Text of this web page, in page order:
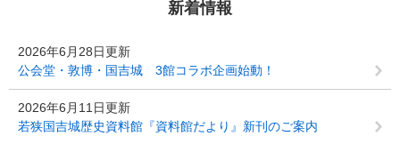
新着情報
2026年6月28日更新
公会堂・敦博・国吉城 3館コラボ企画始動！
2026年6月11日更新
若狭国吉城歴史資料館『資料館だより』新刊のご案内